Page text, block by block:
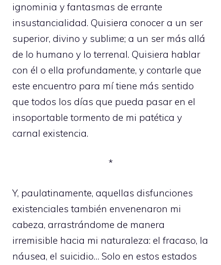
ignominia y fantasmas de errante
insustancialidad. Quisiera conocer a un ser
superior, divino y sublime; a un ser más allá
de lo humano y lo terrenal. Quisiera hablar
con él o ella profundamente, y contarle que
este encuentro para mí tiene más sentido
que todos los días que pueda pasar en el
insoportable tormento de mi patética y
carnal existencia.
*
Y, paulatinamente, aquellas disfunciones
existenciales también envenenaron mi
cabeza, arrastrándome de manera
irremisible hacia mi naturaleza: el fracaso, la
náusea, el suicidio… Solo en estos estados